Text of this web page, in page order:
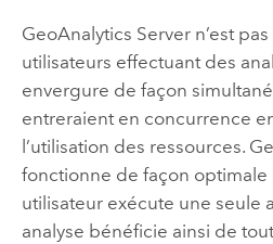
GeoAnalytics Servern’est
utilisateurs effectuant des
envergure de façon
entreraient en concurrence
l’utilisation des ressources.
fonctionne de façon optimale
utilisateur exécute une seule
analyse bénéficie ainsi de